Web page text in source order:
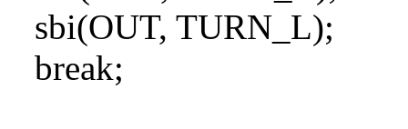
sbi(OUT, TURN_L);
break;